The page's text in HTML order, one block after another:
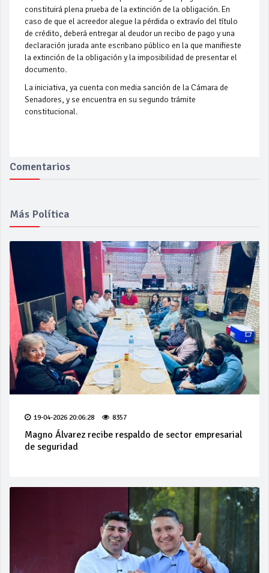
constituirá plena prueba de la extinción de la obligación. En
caso de que el acreedor alegue la pérdida o extravío del título
de crédito, deberá entregar al deudor un recibo de pago y una
declaración jurada ante escribano público en la que manifieste
la extinción de la obligación y la imposibilidad de presentar el
documento.
La iniciativa, ya cuenta con media sanción de la Cámara de
Senadores, y se encuentra en su segundo trámite
constitucional.
Comentarios
Más Política
19-04-2026 20:06:28 8357
Magno Álvarez recibe respaldo de sector empresarial
de seguridad